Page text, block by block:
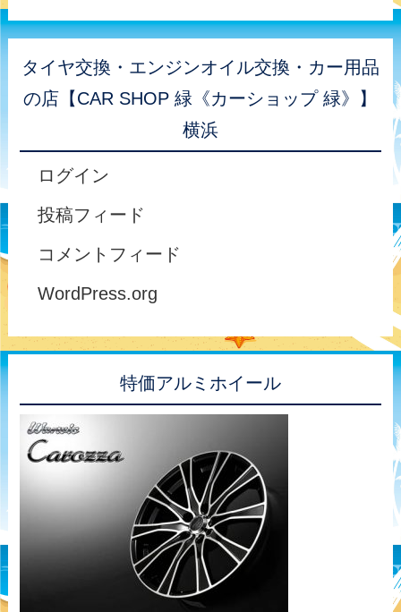
タイヤ交換・エンジンオイル交換・カー用品
の店【CAR SHOP 緑《カーショップ 緑》】
横浜
ログイン
投稿フィード
コメントフィード
WordPress.org
特価アルミホイール